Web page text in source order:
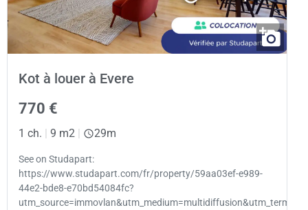
Kot à louer à Evere
770 €
1 ch. 9 m2 29m
See on Studapart:
https://www.studapart.com/fr/property/59aa03ef-e989-
44e2-bde8-e70bd54084fc?